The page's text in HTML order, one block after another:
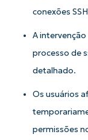
conexões
A
processo de
detalhado.
Os usuários
permissões